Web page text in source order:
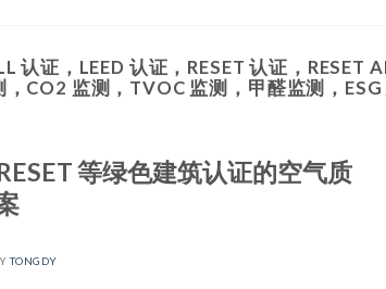
认证，LEED 认证，RESET 认证，RESET
CO2 监测，TVOC 监测，甲醛监测，
等绿色建筑认证的空气质
TONGDY